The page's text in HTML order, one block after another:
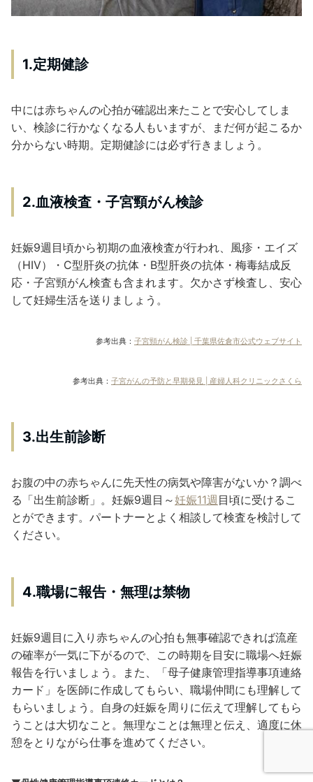
1.定期健診
中には赤ちゃんの心拍が確認出来たことで安心してしま
い、検診に行かなくなる人もいますが、まだ何が起こるか
分からない時期。定期健診には必ず行きましょう。
2.血液検査・子宮頸がん検診
妊娠9週目頃から初期の血液検査が行われ、風疹・エイズ
（HIV）・C型肝炎の抗体・B型肝炎の抗体・梅毒結成反
応・子宮頸がん検査も含まれます。欠かさず検査し、安心
して妊婦生活を送りましょう。
参考出典： 子宮頸がん検診 | 千葉県佐倉市公式ウェブサイト
参考出典： 子宮がんの予防と早期発見 | 産婦人科クリニックさくら
3.出生前診断
お腹の中の赤ちゃんに先天性の病気や障害がないか？調べ
る「出生前診断」。妊娠9週目～妊娠11週 目頃に受けるこ
とができます。パートナーとよく相談して検査を検討して
ください。
4.職場に報告・無理は禁物
妊娠9週目に入り赤ちゃんの心拍も無事確認できれば流産
の確率が一気に下がるので、この時期を目安に職場へ妊娠
報告を行いましょう。また、「母子健康管理指導事項連絡
カード」を医師に作成してもらい、職場仲間にも理解して
もらいましょう。自身の妊娠を周りに伝えて理解してもら
うことは大切なこと。無理なことは無理と伝え、適度に休
憩をとりながら仕事を進めてください。